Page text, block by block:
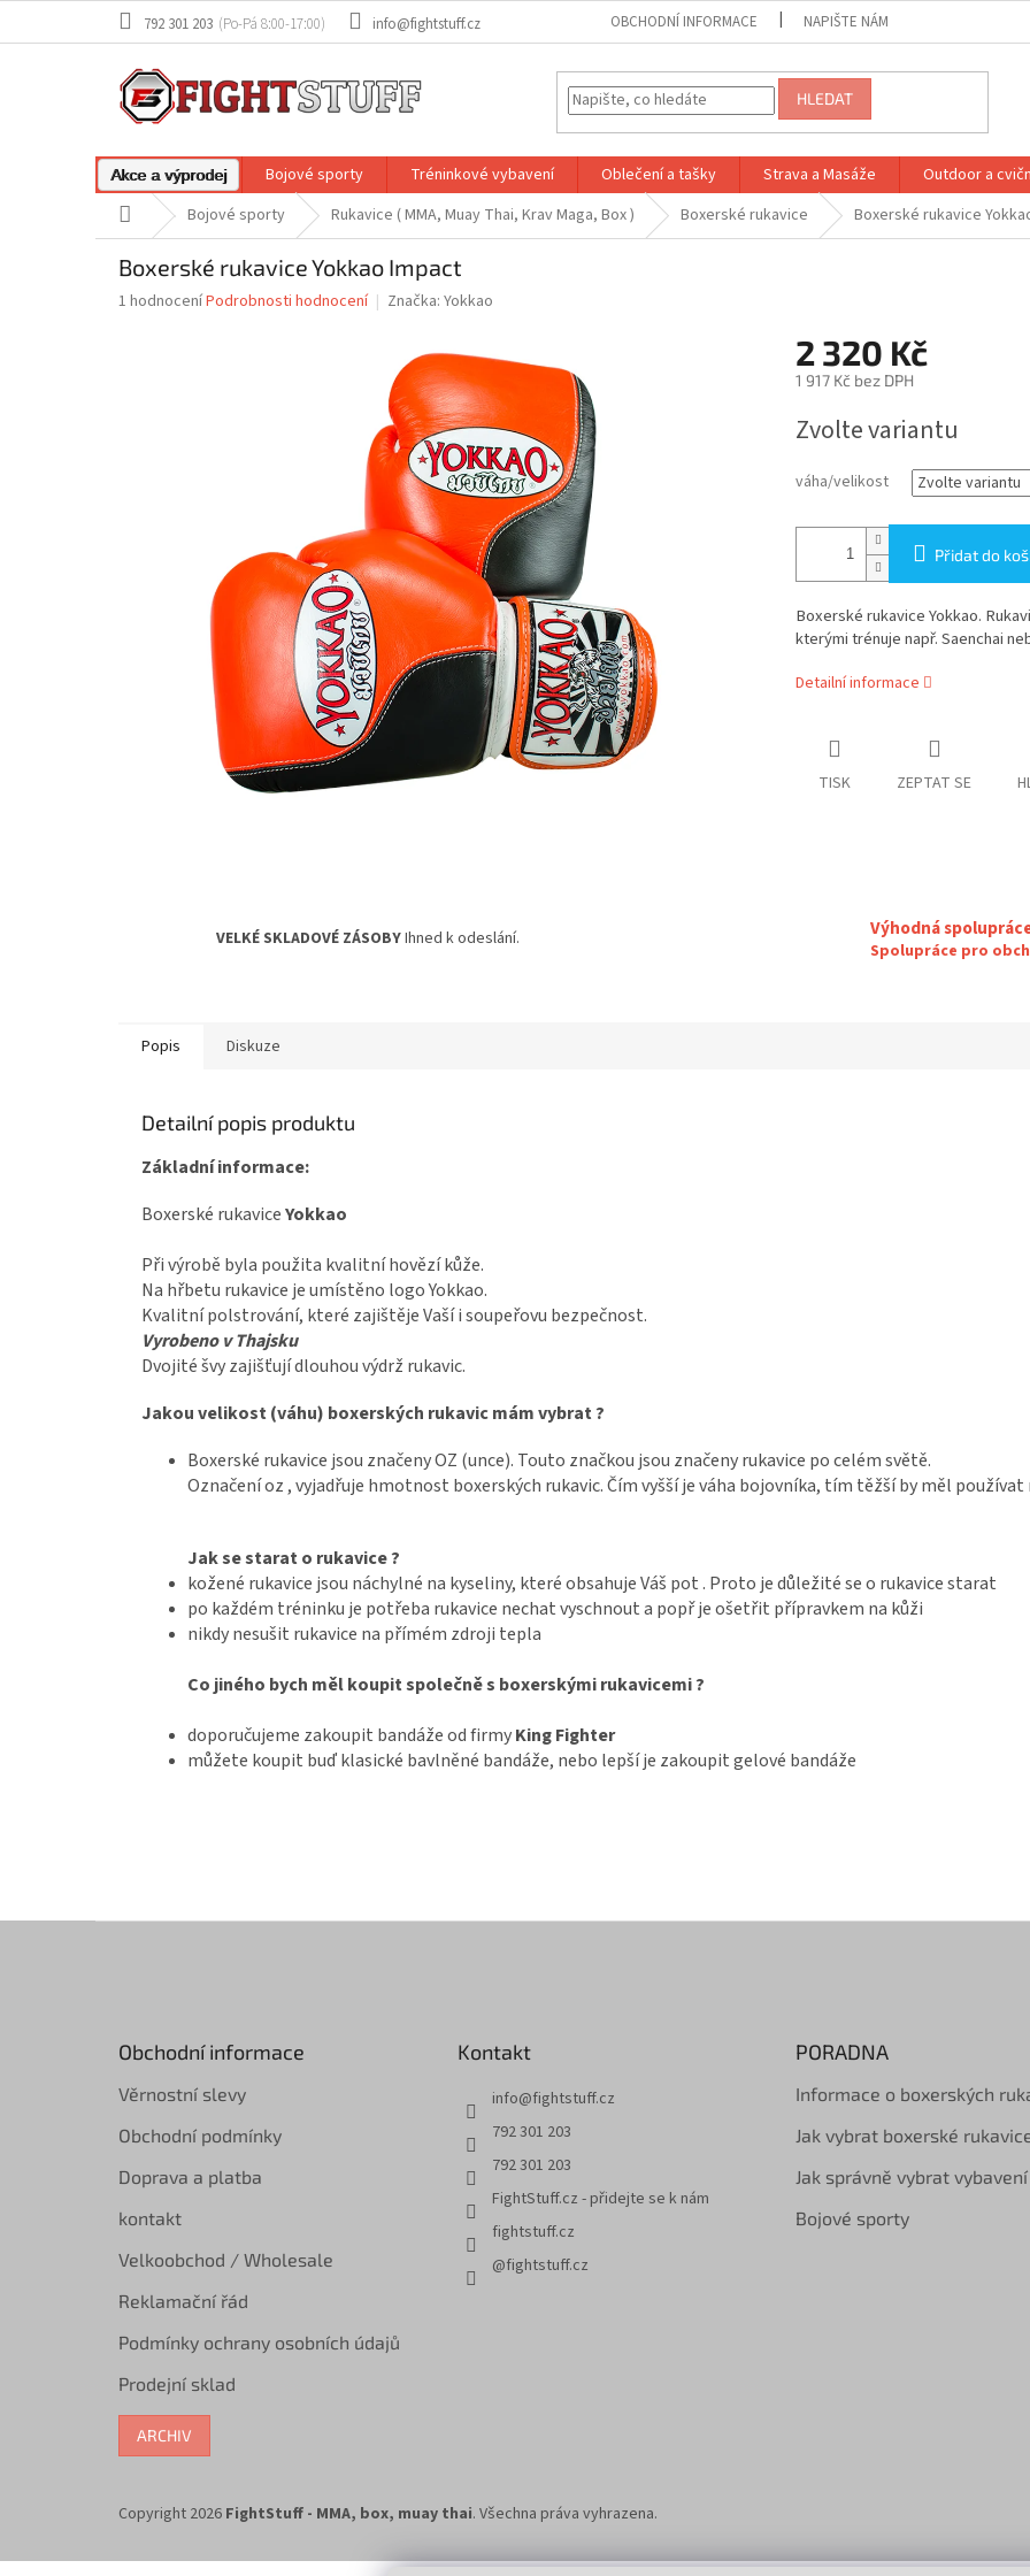
792 301 203 info@fightstuff.cz OBCHODNÍ INFORMACE NAPIŠTE NÁM
HLEDAT
Akce a výprodej Bojové sporty Tréninkové vybavení Oblečení a tašky Strava a Masáže Outdoor a
Domů Bojové sporty Rukavice ( MMA, Muay Thai, Krav Maga, Box ) Boxerské rukavice Boxerské rukavice
Boxerské rukavice Yokkao Impact
Průměrné
1 hodnoceníPodrobnosti hodnocení Značka: Yokkao
2 320 Kč
1 917 Kč bez DPH
cena:
Zvolte variantu
váha/velikost
Přidat do
Boxerské rukavice Yokkao.
kterými trénuje např. Saenchai
Detailní informace
TISK ZEPTAT SE
VELKÉ SKLADOVÉ ZÁSOBYIhned k odeslání. Výhodná
Spolupráce pro
Popis Diskuze
Detailní popis produktu
Základní informace:
Boxerské rukaviceYokkao
Při výrobě byla použita kvalitní hovězí kůže.
Na hřbetu rukavice je umístěno logo Yokkao.
Kvalitní polstrování, které zajištěje Vaší i soupeřovu bezpečnost.
Vyrobeno v Thajsku
Dvojité švy zajišťují dlouhou výdrž rukavic.
Jakou velikost (váhu) boxerských rukavic mám vybrat ?
Boxerské rukavice jsou značeny OZ (unce). Touto značkou jsou značeny rukavice po celém světě.
Označení oz , vyjadřuje hmotnost boxerských rukavic. Čím vyšší je váha bojovníka, tím těžší by měl
Jak se starat o rukavice ?
kožené rukavice jsou náchylné na kyseliny, které obsahuje Váš pot . Proto je důležité se o rukavice starat
po každém tréninku je potřeba rukavice nechat vyschnout a popř je ošetřit přípravkem na kůži
nikdy nesušit rukavice na přímém zdroji tepla
Co jiného bych měl koupit společně s boxerskými rukavicemi ?
doporučujeme zakoupit bandáže od firmyKing Fighter
můžete koupit buď klasické bavlněné bandáže, nebo lepší je zakoupit gelové bandáže
Obchodní informace
Věrnostní slevy
Obchodní podmínky
Doprava a platba
kontakt
Velkoobchod / Wholesale
Reklamační řád
Podmínky ochrany osobních údajů
Prodejní sklad
ARCHIV
Kontakt
info@fightstuff.cz
792 301 203
792 301 203
FightStuff.cz - přidejte se k nám
fightstuff.cz
@fightstuff.cz
PORADNA
Informace o boxerských
Jak vybrat boxerské
Jak správně vybrat vybavení
Bojové sporty
Copyright 2026 FightStuff - MMA, box, muay thai. Všechna práva vyhrazena.